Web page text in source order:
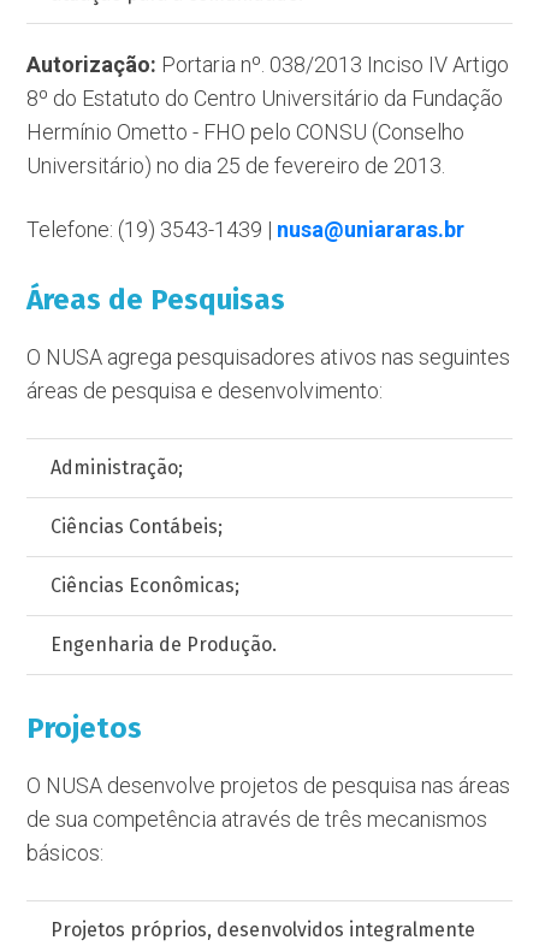
Autorização: Portaria nº. 038/2013 Inciso IV Artigo
8º do Estatuto do Centro Universitário da Fundação
Hermínio Ometto - FHO pelo CONSU (Conselho
Universitário) no dia 25 de fevereiro de 2013.
Telefone: (19) 3543-1439 | nusa@uniararas.br
Áreas de Pesquisas
O NUSA agrega pesquisadores ativos nas seguintes
áreas de pesquisa e desenvolvimento:
Administração;
Ciências Contábeis;
Ciências Econômicas;
Engenharia de Produção.
Projetos
O NUSA desenvolve projetos de pesquisa nas áreas
de sua competência através de três mecanismos
básicos:
Projetos próprios, desenvolvidos integralmente